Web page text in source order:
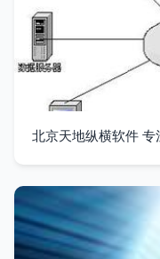
北京天地纵横软件